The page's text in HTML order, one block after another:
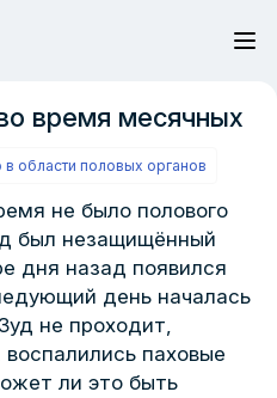
время месячных
области половых органов
не было полового
был незащищённый
дня назад появился
день началась
не проходит,
паховые
ли это быть